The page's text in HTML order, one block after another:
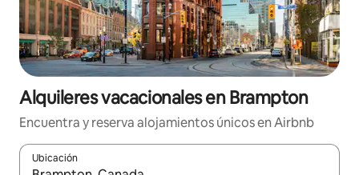
Alquileres vacacionales en Brampton
Encuentra y reserva alojamientos únicos en Airbnb
Ubicación